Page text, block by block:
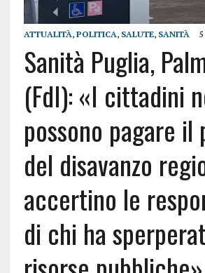
ATTUALITÀ, POLITICA, SALUTE, SANITÀ
Sanità Puglia,
(FdI): «I cittadini
possono pagare il
del disavanzo
accertino le
di chi ha